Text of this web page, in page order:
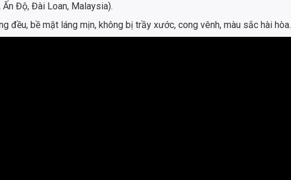
Ấn Độ, Đài Loan, Malaysia).
đều, bề mặt láng mịn, không bị trầy xước, cong vênh, màu sắc hài hòa.